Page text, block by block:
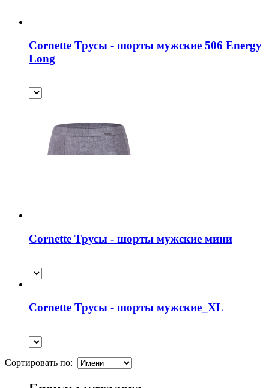
Cornette Трусы - шорты мужские 506 Energy
Long
Cornette Трусы - шорты мужские мини
Cornette Трусы - шорты мужские_XL
Сортировать по: